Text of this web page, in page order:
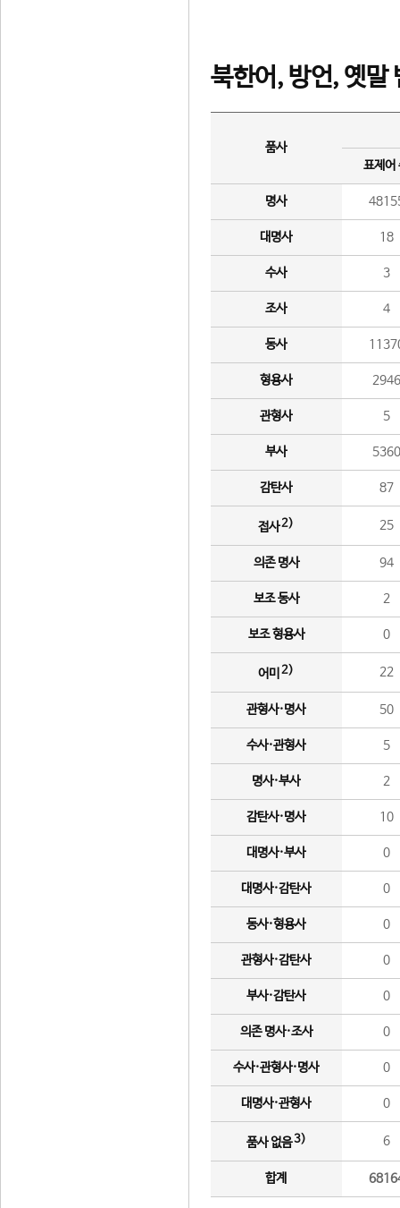
북한어, 방언, 옛말
품사
표제어
명사
대명사 18
수사 3
조사 4
동사
형용사 2946
관형사 5
부사 5360
감탄사 87
접사2) 25
의존 명사 94
보조 동사 2
보조 형용사 0
어미 2) 22
관형사·명사 50
수사·관형사 5
명사·부사 2
감탄사·명사 10
대명사·부사 0
대명사·감탄사 0
동사·형용사 0
관형사·감탄사 0
부사·감탄사 0
의존 명사·조사 0
수사·관형사·명사 0
대명사·관형사 0
품사 없음3) 6
합계